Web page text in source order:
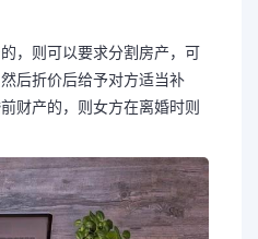
，则可以要求分割房产，可
后折价后给予对方适当补
财产的，则女方在离婚时则